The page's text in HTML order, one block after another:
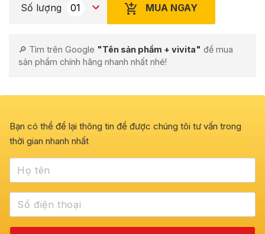
Số lượng MUA NGAY
🔎 Tìm trên Google "Tên sản phẩm + vivita" để mua
sản phẩm chính hãng nhanh nhất nhé!
Bạn có thể để lại thông tin để được chúng tôi tư vấn trong
thời gian nhanh nhất